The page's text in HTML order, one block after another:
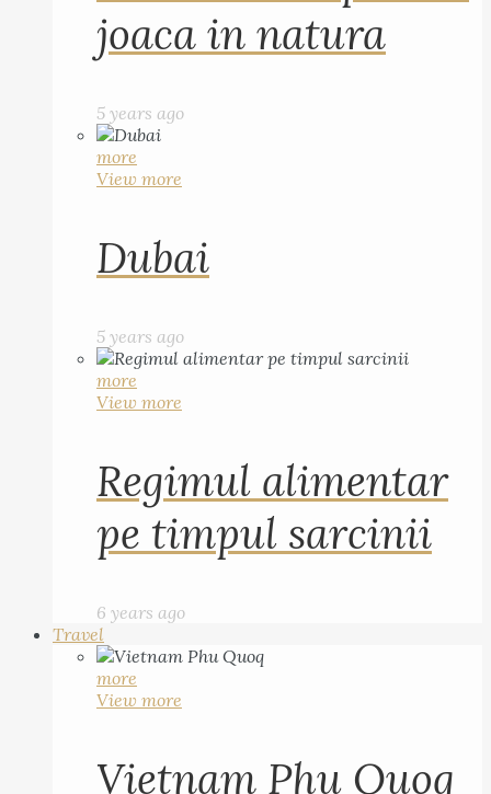
joaca in natura
5 years ago
more
View more
Dubai
5 years ago
more
View more
Regimul alimentar
pe timpul sarcinii
6 years ago
Travel
more
View more
Vietnam Phu Quoq